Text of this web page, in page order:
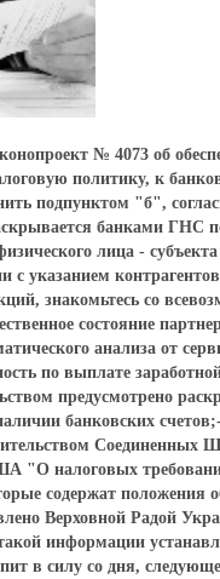
№ 4073 об
политику, к
подпунктом "б",
банками ГНС
лица -
с указанием
знакомьтесь со
состояние
анализа от
по выплате
предусмотрено
банковских
Соединенных
"О налоговых
содержат положения
Верховной Радой
информации
в силу со дня,